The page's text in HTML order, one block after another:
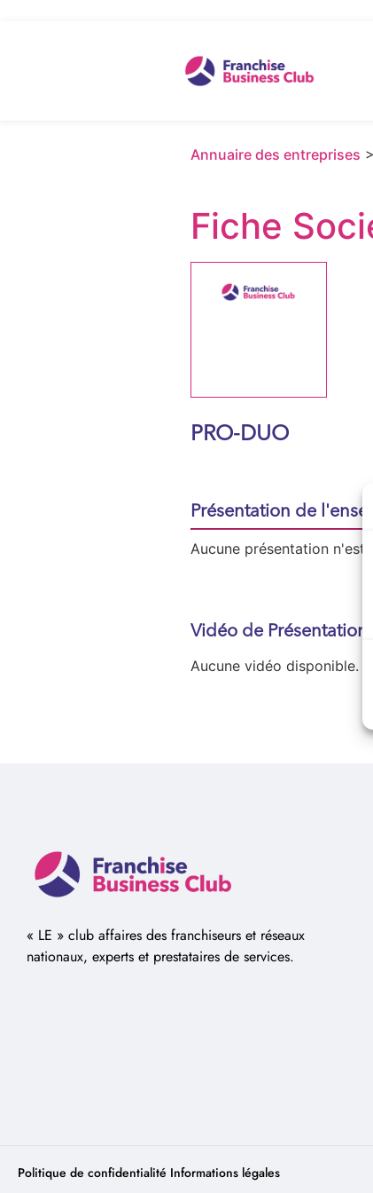
Annuaire des entreprises
Fiche
PRO-DUO
Présentation de
Aucune présentation n'est
Vidéo de Présentation
Aucune vidéo disponible.
« LE » club affaires des franchiseurs et réseaux
nationaux, experts et prestataires de services.
Politique de confidentialité Informations légales